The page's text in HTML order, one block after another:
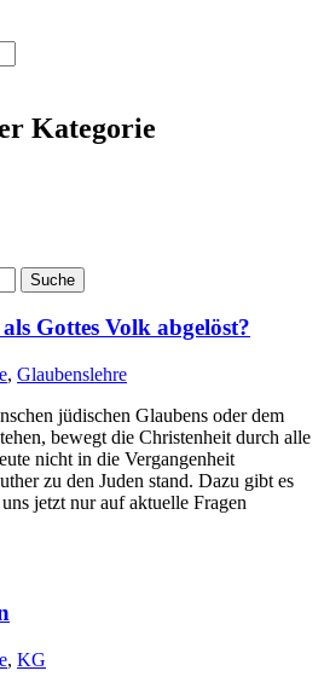
Kategorie
Gottes Volk abgelöst?
, Glaubenslehre
jüdischen Glaubens oder dem
bewegt die Christenheit durch alle
nicht in die Vergangenheit
zu den Juden stand. Dazu gibt es
jetzt nur auf aktuelle Fragen
, KG